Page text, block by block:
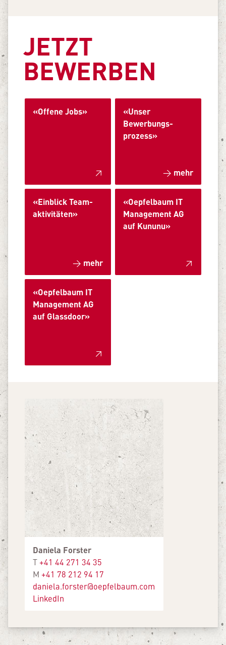
JETZT
BEWERBEN
«Offene Jobs»
«Unser
Bewerbungs­-
prozess»
mehr
«Ein­blick Team­­
aktivitäten»
mehr
«Oepfelbaum IT
Management AG
auf Kununu»
«Oepfelbaum IT
Management AG
auf Glassdoor»
Daniela Forster
T+41 44 271 34 35
M+41 78 212 94 17
daniela.forster@oepfelbaum.com
LinkedIn